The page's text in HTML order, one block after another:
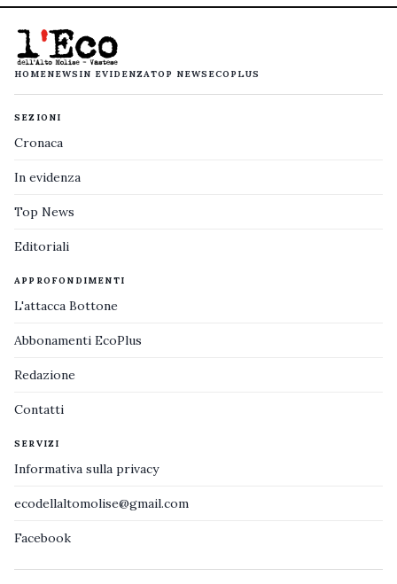
HOMENEWS IN EVIDENZATOP NEWS ECOPLUS
SEZIONI
Cronaca
In evidenza
Top News
Editoriali
APPROFONDIMENTI
L'attacca Bottone
Abbonamenti EcoPlus
Redazione
Contatti
SERVIZI
Informativa sulla privacy
ecodellaltomolise@gmail.com
Facebook